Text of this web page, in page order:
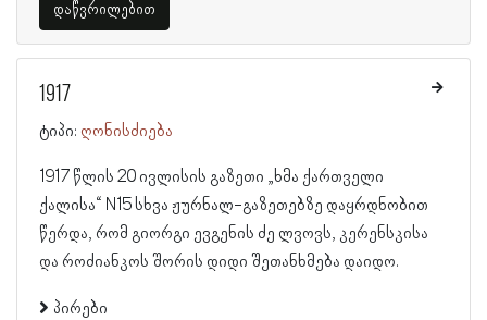
დაწვრილებით
1917
ტიპი: ღონისძიება
1917 წლის 20 ივლისის გაზეთი „ხმა ქართველი
ქალისა“ N15 სხვა ჟურნალ-გაზეთებზე დაყრდნობით
წერდა, რომ გიორგი ევგენის ძე ლვოვს, კერენსკისა
და როძიანკოს შორის დიდი შეთანხმება დაიდო.
პირები